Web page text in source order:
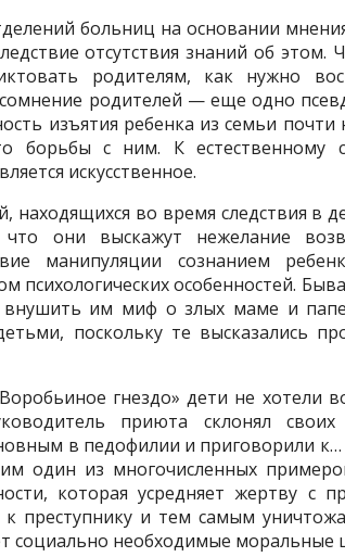
больниц на основании
отсут­ствия знаний об этом.
родителям, как нужно
родителей — еще одно
изъятия ребенка из семьи
борьбы с ним. К ес­тественному
искусственное.
находящихся во время следствия в
что они выскажут неже­лание
манипуляции сознанием
пси­хологических особенностей.
внушить им миф о злых маме и
поскольку те высказались
гнездо» дети не хотели
приюта скло­нял своих
в пе­дофилии и приговорили
один из многочисленных
которая усредняет жертву с
преступнику и тем самым
социально необходимые мо­ральные